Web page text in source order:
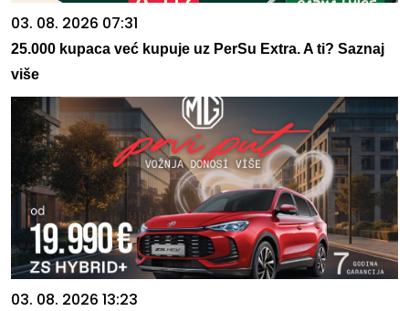
03. 08. 2026 07:31
25.000 kupaca već kupuje uz PerSu Extra. A ti? Saznaj
više
03. 08. 2026 13:23